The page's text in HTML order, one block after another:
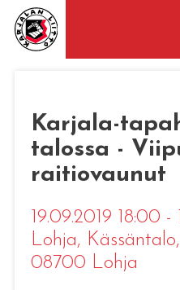
Karjala-
talossa -
raitiovaunut
19.09.2019 18:00
Lohja,
08700 Lohja